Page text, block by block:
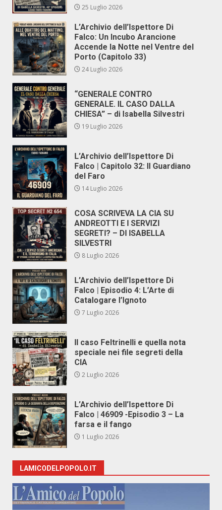
25 Luglio 2026
L’Archivio dell’Ispettore Di
Falco: Un Incubo Arancione
Accende la Notte nel Ventre del
Porto (Capitolo 33)
24 Luglio 2026
“GENERALE CONTRO
GENERALE. IL CASO DALLA
CHIESA” – di Isabella Silvestri
19 Luglio 2026
L’Archivio dell’Ispettore Di
Falco | Capitolo 32: Il Guardiano
del Faro
14 Luglio 2026
COSA SCRIVEVA LA CIA SU
ANDREOTTI E I SERVIZI
SEGRETI? – DI ISABELLA
SILVESTRI
8 Luglio 2026
L’Archivio dell’Ispettore Di
Falco | Episodio 4: L’Arte di
Catalogare l’Ignoto
7 Luglio 2026
Il caso Feltrinelli e quella nota
speciale nei file segreti della
CIA
2 Luglio 2026
L’Archivio dell’Ispettore Di
Falco | 46909 -Episodio 3 – La
farsa e il fango
1 Luglio 2026
LAMICODELPOPOLO.IT